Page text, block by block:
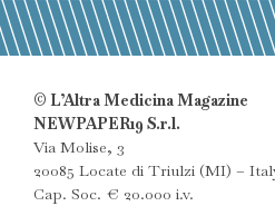
© L’Altra Medicina Magazine
NEWPAPER19 S.r.l.
Via Molise, 3
20085 Locate di Triulzi (MI) –
Cap. Soc. € 20.000 i.v.